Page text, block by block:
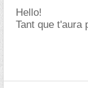
Hello!
Tant que t'aura